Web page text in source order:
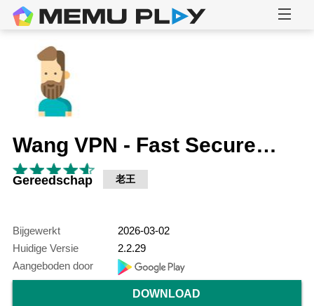
Wang VPN - Fast Secure VPN
Gereedschap 老王
Bijgewerkt
2026-03-02
Huidige Versie
2.2.29
Aangeboden door
DOWNLOAD